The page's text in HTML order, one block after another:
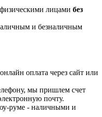
лицами без
и безналичным
оплата через сайт или
мы пришлем счет
почту.
руме - наличными и